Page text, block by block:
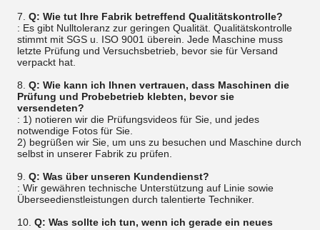
7. Q: Wie tut Ihre Fabrik betreffend Qualitätskontrolle?
: Es gibt Nulltoleranz zur geringen Qualität. Qualitätskontrolle
stimmt mit SGS u. ISO 9001 überein. Jede Maschine muss
letzte Prüfung und Versuchsbetrieb, bevor sie für Versand
verpackt hat.
8. Q: Wie kann ich Ihnen vertrauen, dass Maschinen die
Prüfung und Probebetrieb klebten, bevor sie
versendeten?
: 1) notieren wir die Prüfungsvideos für Sie, und jedes
notwendige Fotos für Sie.
2) begrüßen wir Sie, um uns zu besuchen und Maschine durch
selbst in unserer Fabrik zu prüfen.
9. Q: Was über unseren Kundendienst?
: Wir gewähren technische Unterstützung auf Linie sowie
Überseedienstleistungen durch talentierte Techniker.
10. Q: Was sollte ich tun, wenn ich gerade ein neues